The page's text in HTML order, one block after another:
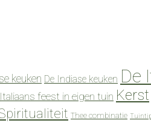
keuken De Indiase keuken De
Italiaans feest in eigen tuin Kerst
Thee combinatie